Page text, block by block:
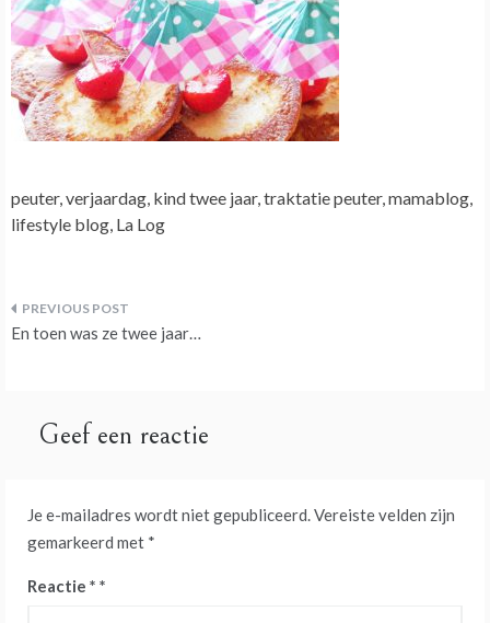
peuter, verjaardag, kind twee jaar, traktatie peuter, mamablog,
lifestyle blog, La Log
Bericht
En toen was ze twee jaar…
Geef een reactie
Je e-mailadres wordt niet gepubliceerd.Vereiste velden zijn
gemarkeerd met *
Reactie *